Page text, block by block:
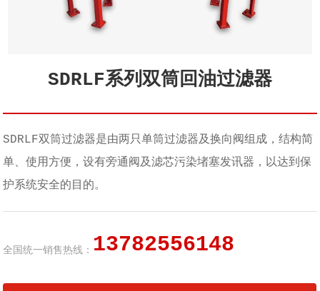
SDRLF系列双筒回油过滤器
SDRLF双筒过滤器是由两只单筒过滤器及换向阀组成，结构简
单、使用方便，设有旁通阀及滤芯污染堵塞发讯器，以达到保
护系统安全的目的。
全国统一销售热线： 13782556148